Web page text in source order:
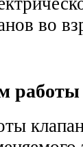
работы